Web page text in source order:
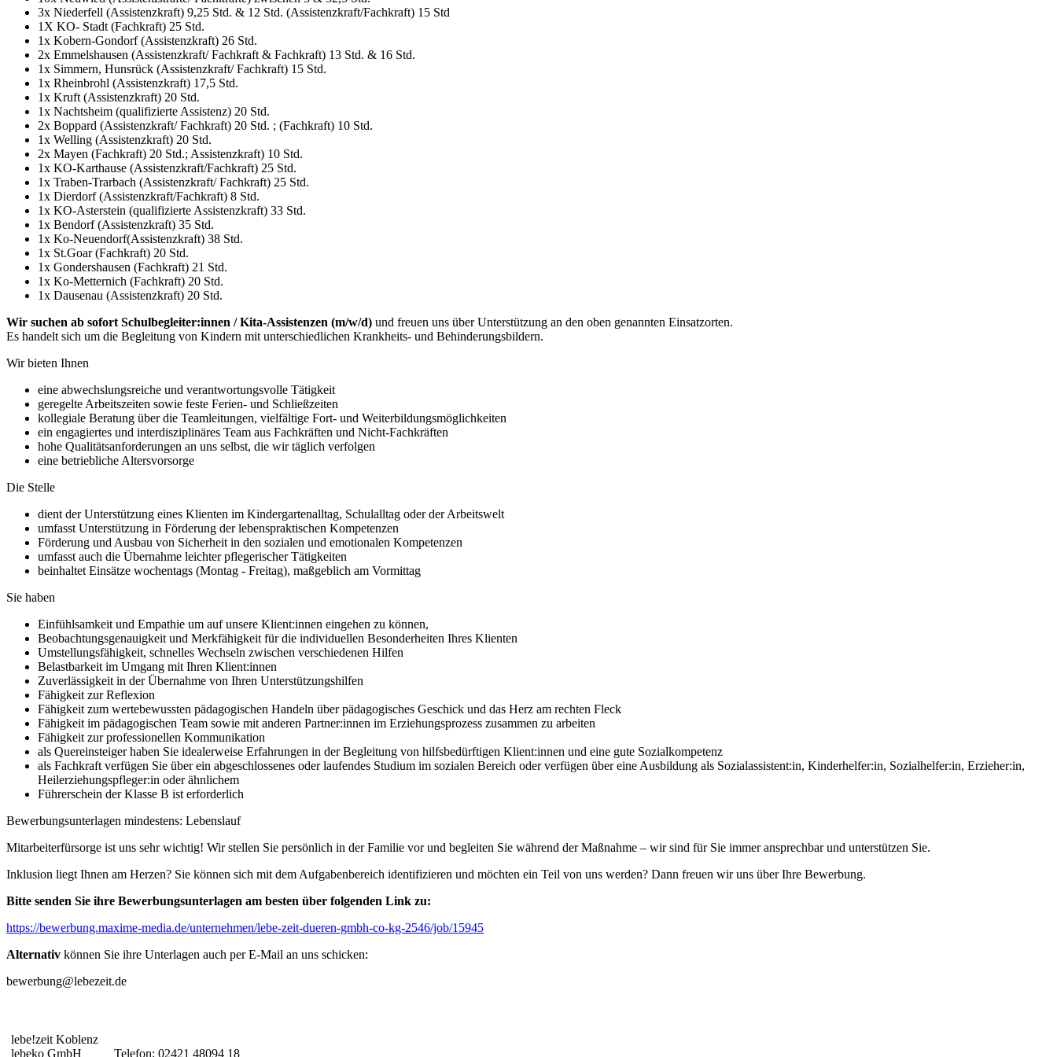
3x Niederfell (Assistenzkraft) 9,25 Std. & 12 Std. (Assistenzkraft/Fachkraft) 15 Std
1X KO- Stadt (Fachkraft) 25 Std.
1x Kobern-Gondorf (Assistenzkraft) 26 Std.
2x Emmelshausen (Assistenzkraft/ Fachkraft & Fachkraft) 13 Std. & 16 Std.
1x Simmern, Hunsrück (Assistenzkraft/ Fachkraft) 15 Std.
1x Rheinbrohl (Assistenzkraft) 17,5 Std.
1x Kruft (Assistenzkraft) 20 Std.
1x Nachtsheim (qualifizierte Assistenz) 20 Std.
2x Boppard (Assistenzkraft/ Fachkraft) 20 Std. ; (Fachkraft) 10 Std.
1x Welling (Assistenzkraft) 20 Std.
2x Mayen (Fachkraft) 20 Std.; Assistenzkraft) 10 Std.
1x KO-Karthause (Assistenzkraft/Fachkraft) 25 Std.
1x Traben-Trarbach (Assistenzkraft/ Fachkraft) 25 Std.
1x Dierdorf (Assistenzkraft/Fachkraft) 8 Std.
1x KO-Asterstein (qualifizierte Assistenzkraft) 33 Std.
1x Bendorf (Assistenzkraft) 35 Std.
1x Ko-Neuendorf(Assistenzkraft) 38 Std.
1x St.Goar (Fachkraft) 20 Std.
1x Gondershausen (Fachkraft) 21 Std.
1x Ko-Metternich (Fachkraft) 20 Std.
1x Dausenau (Assistenzkraft) 20 Std.
Wir suchen ab sofort Schulbegleiter:innen / Kita-Assistenzen (m/w/d) und freuen uns über Unterstützung an den oben genannten Einsatzorten.
Es handelt sich um die Begleitung von Kindern mit unterschiedlichen Krankheits- und Behinderungsbildern.
Wir bieten Ihnen
eine abwechslungsreiche und verantwortungsvolle Tätigkeit
geregelte Arbeitszeiten sowie feste Ferien- und Schließzeiten
kollegiale Beratung über die Teamleitungen, vielfältige Fort- und Weiterbildungsmöglichkeiten
ein engagiertes und interdisziplinäres Team aus Fachkräften und Nicht-Fachkräften
hohe Qualitätsanforderungen an uns selbst, die wir täglich verfolgen
eine betriebliche Altersvorsorge
Die Stelle
dient der Unterstützung eines Klienten im Kindergartenalltag, Schulalltag oder der Arbeitswelt
umfasst Unterstützung in Förderung der lebenspraktischen Kompetenzen
Förderung und Ausbau von Sicherheit in den sozialen und emotionalen Kompetenzen
umfasst auch die Übernahme leichter pflegerischer Tätigkeiten
beinhaltet Einsätze wochentags (Montag - Freitag), maßgeblich am Vormittag
Sie haben
Einfühlsamkeit und Empathie um auf unsere Klient:innen eingehen zu können,
Beobachtungsgenauigkeit und Merkfähigkeit für die individuellen Besonderheiten Ihres Klienten
Umstellungsfähigkeit, schnelles Wechseln zwischen verschiedenen Hilfen
Belastbarkeit im Umgang mit Ihren Klient:innen
Zuverlässigkeit in der Übernahme von Ihren Unterstützungshilfen
Fähigkeit zur Reflexion
Fähigkeit zum wertebewussten pädagogischen Handeln über pädagogisches Geschick und das Herz am rechten Fleck
Fähigkeit im pädagogischen Team sowie mit anderen Partner:innen im Erziehungsprozess zusammen zu arbeiten
Fähigkeit zur professionellen Kommunikation
als Quereinsteiger haben Sie idealerweise Erfahrungen in der Begleitung von hilfsbedürftigen Klient:innen und eine gute Sozialkompetenz
als Fachkraft verfügen Sie über ein abgeschlossenes oder laufendes Studium im sozialen Bereich oder verfügen über eine Ausbildung als Sozialassistent:in, Kinderhelfer:in, Sozialhelfer:in, Erzieher:in,
Heilerziehungspfleger:in oder ähnlichem
Führerschein der Klasse B ist erforderlich
Bewerbungsunterlagen mindestens: Lebenslauf
Mitarbeiterfürsorge ist uns sehr wichtig! Wir stellen Sie persönlich in der Familie vor und begleiten Sie während der Maßnahme – wir sind für Sie immer ansprechbar und unterstützen Sie.
Inklusion liegt Ihnen am Herzen? Sie können sich mit dem Aufgabenbereich identifizieren und möchten ein Teil von uns werden? Dann freuen wir uns über Ihre Bewerbung.
Bitte senden Sie ihre Bewerbungsunterlagen am besten über folgenden Link zu:
https://bewerbung.maxime-media.de/unternehmen/lebe-zeit-dueren-gmbh-co-kg-2546/job/15945
Alternativ können Sie ihre Unterlagen auch per E-Mail an uns schicken:
bewerbung@lebezeit.de
lebe!zeit Koblenz
lebeko GmbH
Telefon: 02421 48094 18